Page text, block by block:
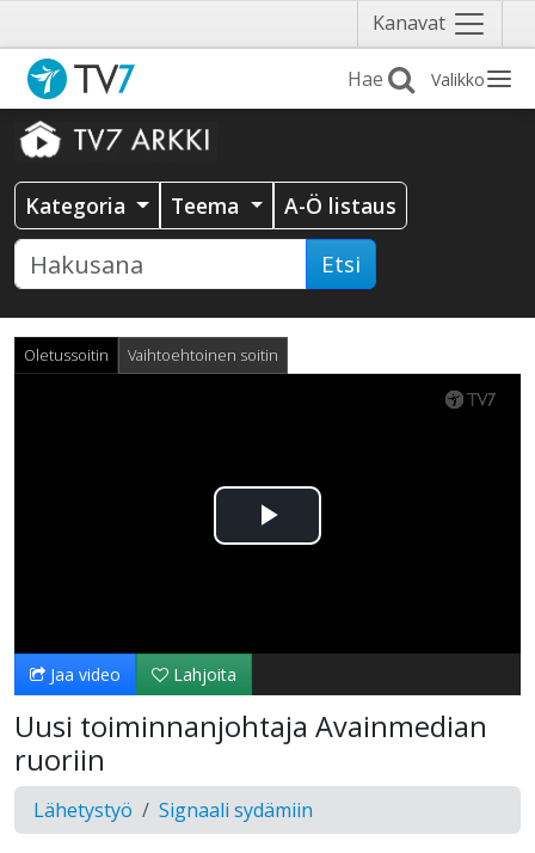
Kanavat Näytä
valikko
Valikko
Kategoria Teema A-Ö listaus
Etsi
Oletussoitin Vaihtoehtoinen soitin
Toista
Jaa video Lahjoita
Uusi toiminnanjohtaja Avainmedian
ruoriin
Lähetystyö Signaali sydämiin